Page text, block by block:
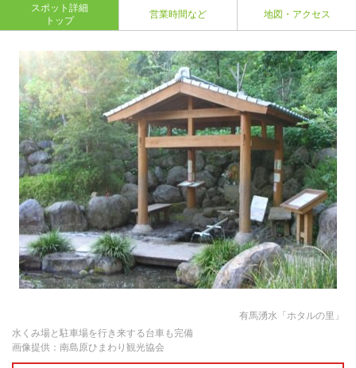
スポット詳細
トップ
営業時間など 地図・アクセス
有馬湧水「ホタルの里」
水くみ場と駐車場を行き来する台車も完備
画像提供：南島原ひまわり観光協会